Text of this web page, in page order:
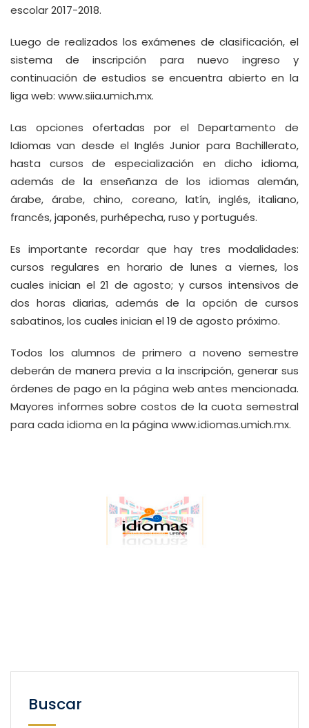
escolar 2017-2018.
Luego de realizados los exámenes de clasificación, el
sistema de inscripción para nuevo ingreso y
continuación de estudios se encuentra abierto en la
liga web: www.siia.umich.mx.
Las opciones ofertadas por el Departamento de
Idiomas van desde el Inglés Junior para Bachillerato,
hasta cursos de especialización en dicho idioma,
además de la enseñanza de los idiomas alemán,
árabe, árabe, chino, coreano, latín, inglés, italiano,
francés, japonés, purhépecha, ruso y portugués.
Es importante recordar que hay tres modalidades:
cursos regulares en horario de lunes a viernes, los
cuales inician el 21 de agosto; y cursos intensivos de
dos horas diarias, además de la opción de cursos
sabatinos, los cuales inician el 19 de agosto próximo.
Todos los alumnos de primero a noveno semestre
deberán de manera previa a la inscripción, generar sus
órdenes de pago en la página web antes mencionada.
Mayores informes sobre costos de la cuota semestral
para cada idioma en la página www.idiomas.umich.mx.
Buscar